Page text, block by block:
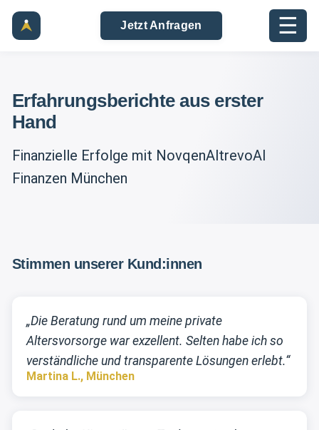
Jetzt Anfragen ☰
Erfahrungsberichte aus erster
Hand
Finanzielle Erfolge mit NovqenAltrevoAI
Finanzen München
Stimmen unserer Kund:innen
„Die Beratung rund um meine private
Altersvorsorge war exzellent. Selten habe ich so
verständliche und transparente Lösungen erlebt.“
Martina L., München